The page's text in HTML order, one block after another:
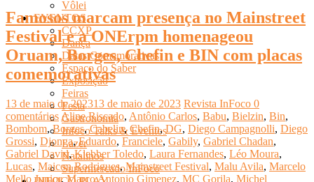
Vôlei
EVENTOS
CCXP
Dança
Datas Comemorativas
Espaço do Saber
Exposição
Feiras
Festa
Gastronomia
Infoco Talks & Eventos
Lazer
Natalinos
Supermercado InFoco
Famosos marcam presença no Mainstreet
Festival e a ONErpm homenageou
Oruam, Borges, Chefin e BIN com placas
comemorativas
13 de maio de 202313 de maio de 2023 Revista InFoco 0
comentários Aline Riscado, Antônio Carlos, Babu, Bielzin, Bin,
Bombom,Borges,Cabelin,Chefin,DG, Diego Campagnolli, Diego
Grossi, Djonga,Eduardo, Franciele, Gabily, Gabriel Chadan,
Gabriel David,Klebber Toledo, Laura Fernandes, Léo Moura,
Lucas, Maicon Rodrigues,Mainstreet Festival, Malu Avila, Marcelo
Mello Junior,Marco Antonio Gimenez, MC Gorila, Michel